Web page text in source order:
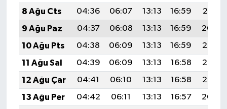
8 Ağu Cts
04:36 06:07 13:13 16:59
20:10
9 Ağu Paz
04:37 06:08 13:13 16:59
20:09
10 Ağu Pts
04:38 06:09 13:13 16:59
20:07
11 Ağu Sal
04:39 06:09 13:13 16:58
20:06
12 Ağu Çar
04:41 06:10 13:13 16:58
20:05
13 Ağu Per
04:42 06:11 13:13 16:57
20:04